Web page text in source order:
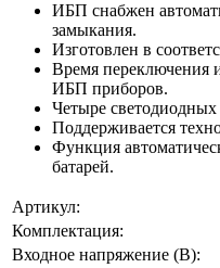
ИБП снабжен
замыкания.
Изготовлен в
Время переключения
ИБП приборов.
Четыре светодиодных
Поддерживается
Функция
батарей.
Артикул:
Комплектация:
Входное напряжение (В):